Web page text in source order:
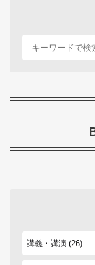
講義・講演 (26)